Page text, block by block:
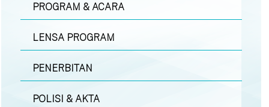
PROGRAM & ACARA
LENSA PROGRAM
PENERBITAN
POLISI & AKTA